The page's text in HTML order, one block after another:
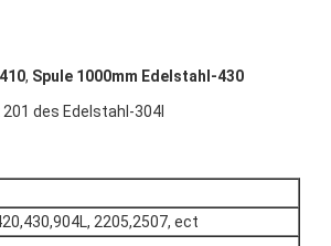
, Spule 1000mm Edelstahl-430
des Edelstahl-304l
2205,2507, ect